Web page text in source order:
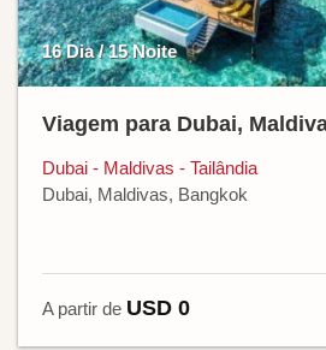
16 Dia / 15 Noite
Viagem para Dubai,
Dubai - Maldivas - Tailândia
Dubai, Maldivas, Bangkok
A partir de USD 0